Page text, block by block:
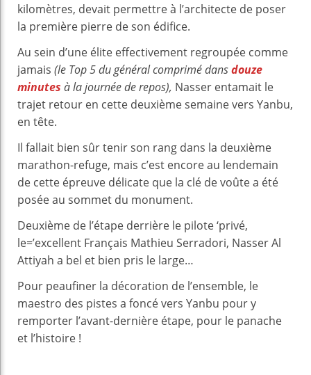
kilomètres, devait permettre à l’architecte de poser
la première pierre de son édifice.
Au sein d’une élite effectivement regroupée comme
jamais (le Top 5 du général comprimé dansdouze
minutes à la journée de repos), Nasser entamait le
trajet retour en cette deuxième semaine vers Yanbu,
en tête.
Il fallait bien sûr tenir son rang dans la deuxième
marathon-refuge, mais c’est encore au lendemain
de cette épreuve délicate que la clé de voûte a été
posée au sommet du monument.
Deuxième de l’étape derrière le pilote ‘privé,
le=’excellent Français Mathieu Serradori, Nasser Al
Attiyah a bel et bien pris le large…
Pour peaufiner la décoration de l’ensemble, le
maestro des pistes a foncé vers Yanbu pour y
remporter l’avant-dernière étape, pour le panache
et l’histoire !